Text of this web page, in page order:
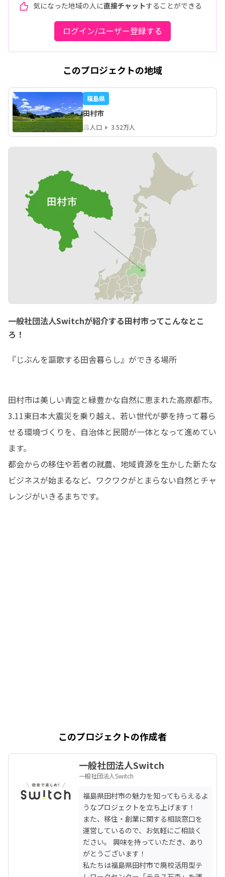
気になった地域の人に直接チャットすることができる
ログイン/ユーザー登録する
このプロジェクトの地域
福島県
田村市
人口 3.52万人
一般社団法人Switchが紹介する田村市ってこんなとこ
ろ！
『じぶんを謳歌する田舎暮らし』ができる場所
田村市は美しい青空と緑豊かな自然に恵まれた高原都市。
3.11東日本大震災を乗り越え、若い世代が夢を持って暮ら
せる環境づくりを、自治体と民間が一体となって進めてい
ます。
都会からの移住や若者の就農、地域資源を生かした新たな
ビジネスが始まるなど、ワクワクがとまらない自然とチャ
レンジがいきるまちです。
このプロジェクトの作成者
一般社団法人Switch
一般社団法人Switch
福島県田村市の魅力を知ってもらえるよ
うなプロジェクトを立ち上げます！
また、移住・創業に関する相談窓口を
運営しているので、お気軽にご相談く
ださい。 興味を持っていただき、あり
がとうございます！
私たちは福島県田村市で廃校活用型テ